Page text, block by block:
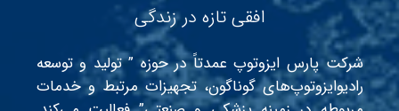
افقی تازه در زندگی
شرکت پارس ایزوتوپ عمدتاً در حوزه ” تولید و توسعه
رادیوایزوتوپ‌های گوناگون، تجهیزات مرتبط و خدمات